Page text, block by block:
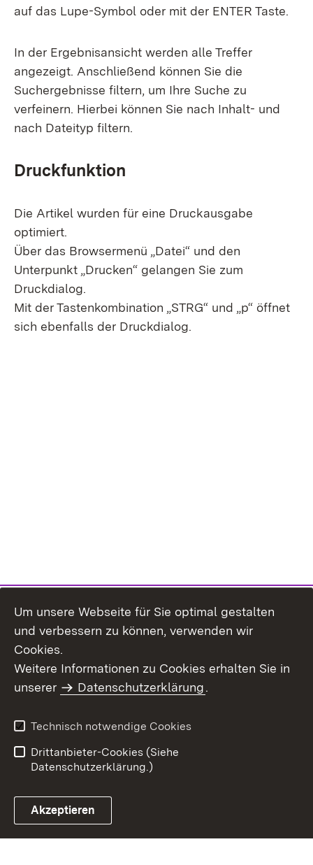
auf das Lupe-Symbol oder mit der ENTER Taste.
In der Ergebnisansicht werden alle Treffer
angezeigt. Anschließend können Sie die
Suchergebnisse filtern, um Ihre Suche zu
verfeinern. Hierbei können Sie nach Inhalt- und
nach Dateityp filtern.
Druckfunktion
Die Artikel wurden für eine Druckausgabe
optimiert.
Über das Browsermenü „Datei“ und den
Unterpunkt „Drucken“ gelangen Sie zum
Druckdialog.
Mit der Tastenkombination „STRG“ und „p“ öffnet
sich ebenfalls der Druckdialog.
Benutzungshinweise
Erklärung zur
Um unsere Webseite für Sie optimal gestalten
und verbessern zu können, verwenden wir
Cookies.
Weitere Informationen zu Cookies erhalten Sie in
unserer
Datenschutzerklärung.
Technisch notwendige Cookies
Drittanbieter-Cookies (Siehe
Datenschutzerklärung.)
Akzeptieren